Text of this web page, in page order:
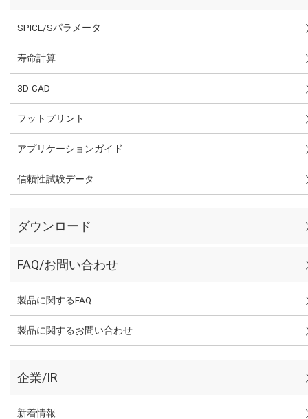
SPICE/Sパラメータ
寿命計算
3D-CAD
フットプリント
アプリケーションガイド
信頼性試験データ
ダウンロード
FAQ/お問い合わせ
製品に関するFAQ
製品に関するお問い合わせ
企業/IR
新着情報